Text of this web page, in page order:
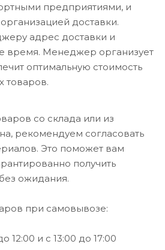
предприятиями, и
доставки.
адрес доставки и
время. Менеджер организует
оптимальную стоимость
товаров.
со склада или из
рекомендуем согласовать
Это поможет вам
получить
ожидания.
при самовывозе:
12:00 и с 13:00 до 17:00